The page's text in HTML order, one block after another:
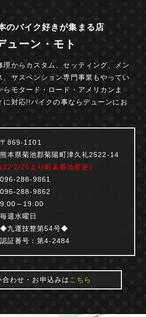
のバイク好きが集まる店
ューン・モト
からカスタム、セッティング、
メン
、サスペンション専門事業もやってい
らモタード・ロード・ アメリカンま
に対応!!バイクの事ならデューンにお
〒869-1101
熊本県菊池郡菊陽町津久礼2522-14
(22'2/26より町名番地変更)
096-288-9861
096-288-9862
9:00～19:00
毎週水曜日
◆九運技整第54号◆
認証番号：第4-2484
合わせ・お申込みはこちら